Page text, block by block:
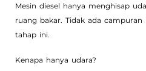
Mesin diesel hanya menghisap
ruang bakar. Tidak ada
tahap ini.
Kenapa hanya udara?